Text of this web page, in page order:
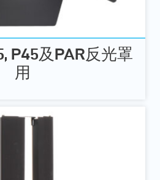
P45及PAR反光罩
用